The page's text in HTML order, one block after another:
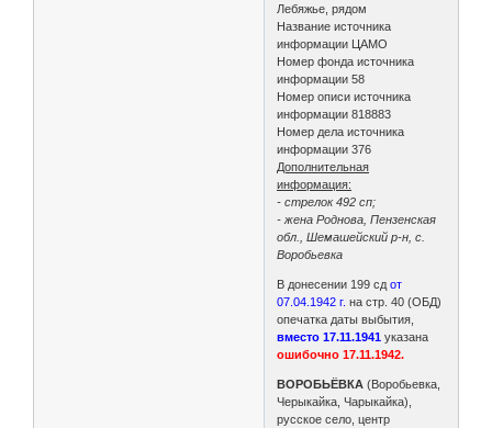
Лебяжье, рядом
Название источника
информации ЦАМО
Номер фонда источника
информации 58
Номер описи источника
информации 818883
Номер дела источника
информации 376
Дополнительная
информация:
- стрелок 492 сп;
- жена Роднова, Пензенская
обл., Шемашейский р-н, с.
Воробьевка
В донесении 199 сдот
07.04.1942 г.на стр. 40 (ОБД)
опечатка даты выбытия,
вместо 17.11.1941 указана
ошибочно 17.11.1942.
ВОРОБЬЁВКА (Воробьевка,
Черыкайка, Чарыкайка),
русское село, центр